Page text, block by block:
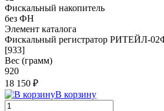
Фискальный накопитель
без ФН
Элемент каталога
Фискальный регистратор РИТЕЙЛ-
[933]
Вес (грамм)
920
18 150 ₽
В корзину